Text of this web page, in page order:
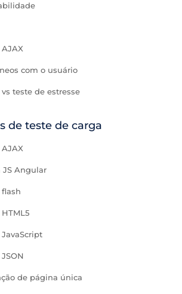
com o usuário
teste de estresse
de teste de carga
JS Angular
flash
de página única